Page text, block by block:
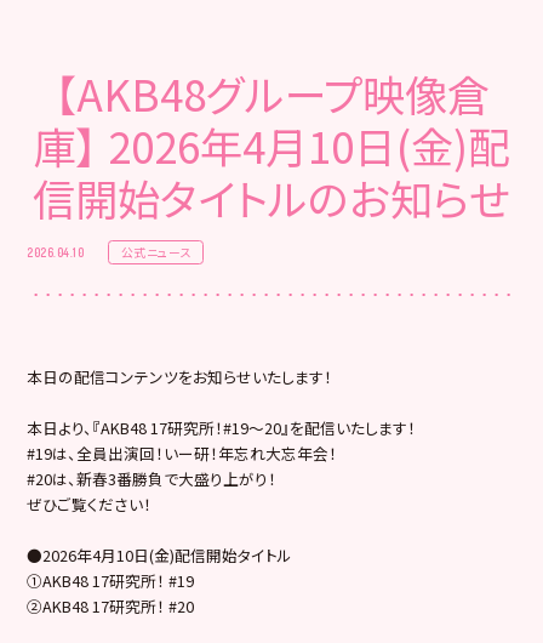
【AKB48グループ映像倉
庫】 2026年4月10日(金)配
信開始タイトルのお知らせ
2026.04.10 公式ニュース
本日の配信コンテンツをお知らせいたします！
本日より、『AKB48 17研究所！#19〜20』を配信いたします！
#19は、全員出演回！いー研！年忘れ大忘年会！
#20は、新春3番勝負で大盛り上がり！
ぜひご覧ください！
●2026年4月10日(金)配信開始タイトル
①AKB48 17研究所！ #19
②AKB48 17研究所！ #20